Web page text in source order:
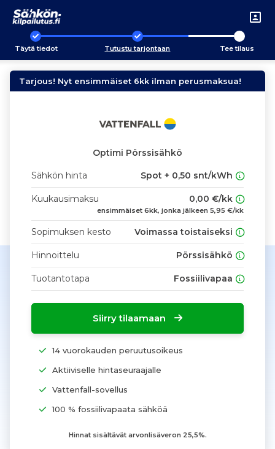
Täytä tiedot Tutustu tarjontaan Tee tilaus
Tarjous! Nyt ensimmäiset 6kk ilman perusmaksua!
Optimi Pörssisähkö
Sähkön hinta Spot + 0,50 snt/kWh
Kuukausimaksu 0,00 €/kk
ensimmäiset 6kk, jonka jälkeen 5,95 €/kk
Sopimuksen kesto Voimassa toistaiseksi
Hinnoittelu Pörssisähkö
Tuotantotapa Fossiilivapaa
Siirry tilaamaan
14 vuorokauden peruutusoikeus
Aktiiviselle hintaseuraajalle
Vattenfall-sovellus
100 % fossiilivapaata sähköä
Hinnat sisältävät arvonlisäveron 25,5%.